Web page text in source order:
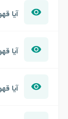
آیا
آیا
آیا